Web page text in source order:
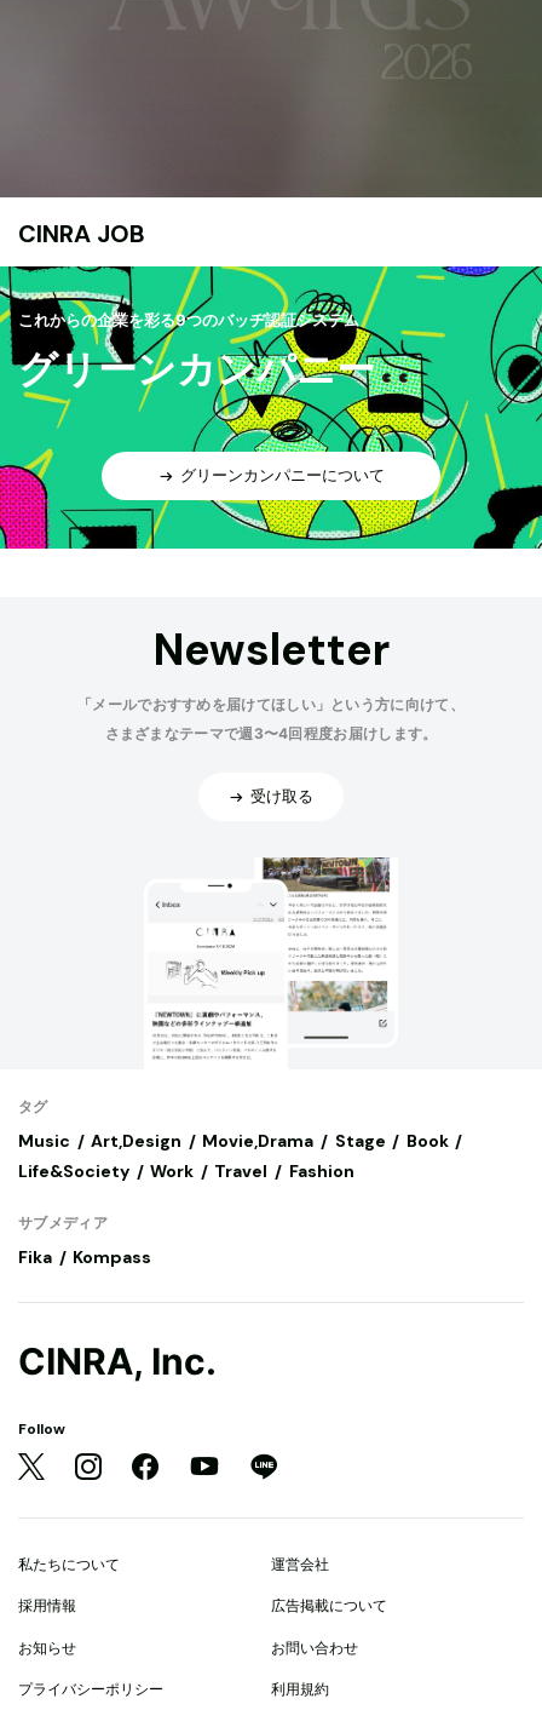
CINRA JOB
これからの企業を彩る9つのバッヂ認証システム
グリーンカンパニー
グリーンカンパニーについて
Newsletter
「メールでおすすめを届けてほしい」という方に向けて、
さまざまなテーマで週3〜4回程度お届けします。
受け取る
タグ
Music Art,Design Movie,Drama Stage
Book
Life&Society
Work Travel Fashion
サブメディア
Fika Kompass
CINRA, Inc.
Follow
私たちについて 運営会社
採用情報 広告掲載について
お知らせ お問い合わせ
プライバシーポリシー 利用規約